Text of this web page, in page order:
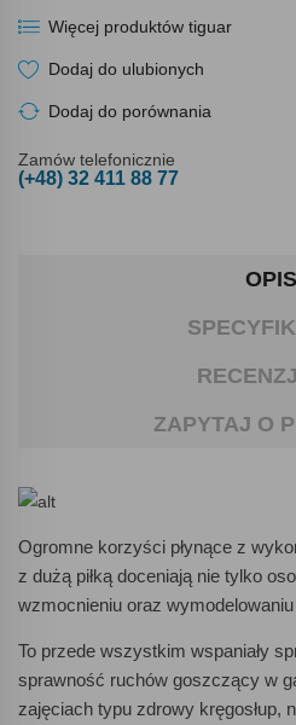
Więcej produktów tiguar
Dodaj do ulubionych
Dodaj do porównania
Zamów telefonicznie
(+48) 32 411 88 77
OPIS
ZAPYTAJ O
Ogromne korzyści płynące z
z dużą piłką doceniają nie tylko
wzmocnieniu oraz
To przede wszystkim wspaniały
sprawność ruchów goszczący w
zajęciach typu zdrowy kręgosłup,